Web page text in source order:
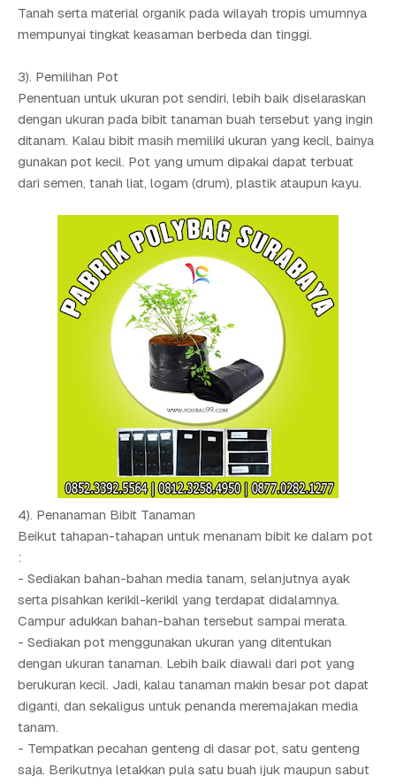
Tanah serta material organik pada wilayah tropis umumnya
mempunyai tingkat keasaman berbeda dan tinggi.
3). Pemilihan Pot
Penentuan untuk ukuran pot sendiri, lebih baik diselaraskan
dengan ukuran pada bibit tanaman buah tersebut yang ingin
ditanam. Kalau bibit masih memiliki ukuran yang kecil, bainya
gunakan pot kecil. Pot yang umum dipakai dapat terbuat
dari semen, tanah liat, logam (drum), plastik ataupun kayu.
4). Penanaman Bibit Tanaman
Beikut tahapan-tahapan untuk menanam bibit ke dalam pot
:
- Sediakan bahan-bahan media tanam, selanjutnya ayak
serta pisahkan kerikil-kerikil yang terdapat didalamnya.
Campur adukkan bahan-bahan tersebut sampai merata.
- Sediakan pot menggunakan ukuran yang ditentukan
dengan ukuran tanaman. Lebih baik diawali dari pot yang
berukuran kecil. Jadi, kalau tanaman makin besar pot dapat
diganti, dan sekaligus untuk penanda meremajakan media
tanam.
- Tempatkan pecahan genteng di dasar pot, satu genteng
saja. Berikutnya letakkan pula satu buah ijuk maupun sabut